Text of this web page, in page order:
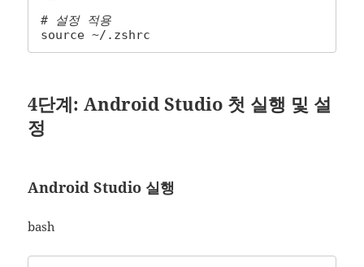
# 설정 적용
source ~/.zshrc
4단계: Android Studio 첫 실행 및 설
정
Android Studio 실행
bash